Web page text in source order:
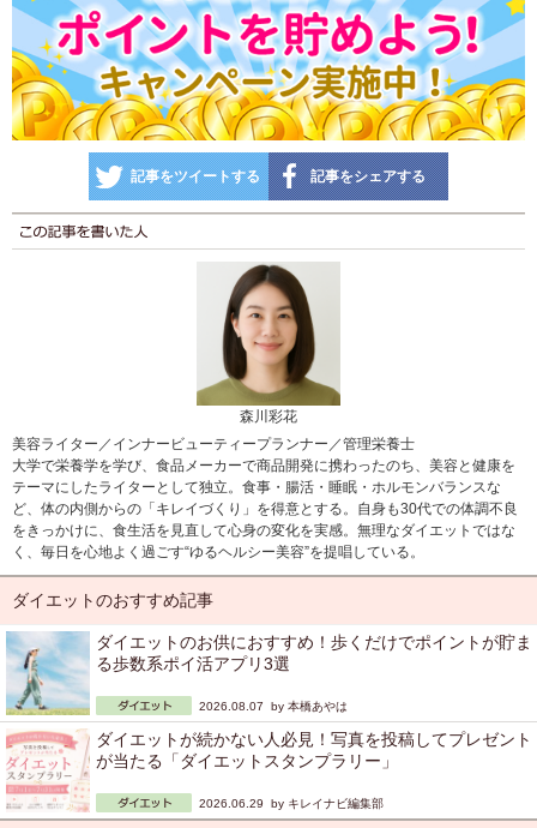
記事をツイートする 記事をシェアする
森川彩花
美容ライター／インナービューティープランナー／管理栄養士
大学で栄養学を学び、食品メーカーで商品開発に携わったのち、美容と健康を
テーマにしたライターとして独立。食事・腸活・睡眠・ホルモンバランスな
ど、体の内側からの「キレイづくり」を得意とする。自身も30代での体調不良
をきっかけに、食生活を見直して心身の変化を実感。無理なダイエットではな
く、毎日を心地よく過ごす“ゆるヘルシー美容”を提唱している。
ダイエットのおすすめ記事
ダイエットのお供におすすめ！歩くだけでポイントが貯ま
る歩数系ポイ活アプリ3選
2026.08.07 by 本橋あやは
ダイエットが続かない人必見！写真を投稿してプレゼント
が当たる「ダイエットスタンプラリー」
2026.06.29 by キレイナビ編集部